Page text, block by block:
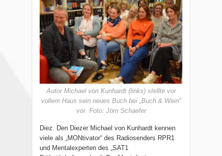
Autor Michael von Kunhardt (links) stellte vor
vollem Haus sein neues Buch bei „Buch & Wein“
vor. Foto: Jörn Schaefer
Diez. Den Diezer Michael von Kunhardt kennen
viele als „MONtivator“ des Radiosenders RPR1
und Mentalexperten des „SAT1